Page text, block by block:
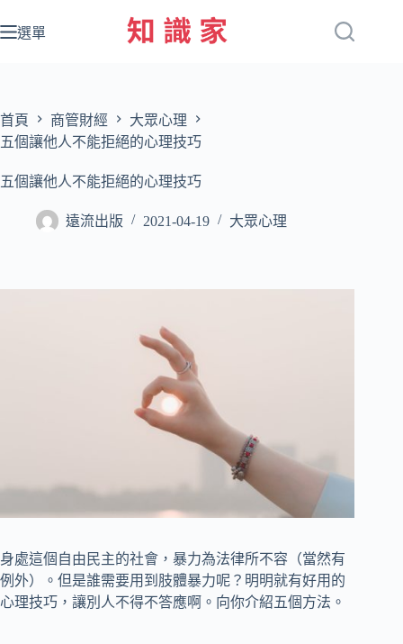
至
容
選單
首頁 商管財經
大眾心理
五個讓他人不能拒絕的心理技巧
五個讓他人不能拒絕的心理技巧
遠流出版 2021-04-19 大眾心理
身處這個自由民主的社會，暴力為法律所不容（當然有
例外）。但是誰需要用到肢體暴力呢？明明就有好用的
心理技巧，讓別人不得不答應啊。向你介紹五個方法。